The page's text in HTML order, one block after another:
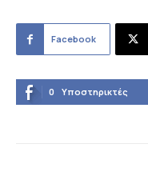
Facebook
0 Υποστηρικτές